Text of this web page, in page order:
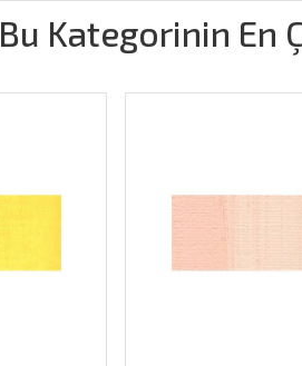
Bu Kategorinin En